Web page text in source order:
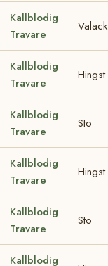
Kallblodig
Travare
Valack
Kallblodig
Travare
Hingst
Kallblodig
Travare
Sto
Kallblodig
Travare
Hingst
Kallblodig
Travare
Sto
Kallblodig